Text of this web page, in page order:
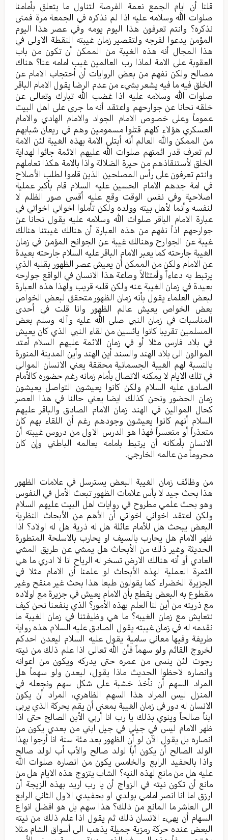
قلنا أن ايام الجمع نعمة الفرصة لتناول ما يتعلق بأمامنا
صلوات الله وسلامه عليه اذا لم نذكره في الجمعة مرة فمتى
نذكره؟ وانتم تعرفون هذا اليوم يومه وفي عصر هذا اليوم
المؤمن يدعوا لفرجه ولتقصير زمان غيبته النقطة الاولى في
هذا المجال أنه هذه الغيبة من الممكن أن تكون من باب
العقوبة على الامة لماذا رب العالمين غيب امامه عنا؟ هناك
مصالح ولكن نفهم من بعض الروايات أن أحتجاب الامام عن
الخلق فيه ما فيه يشعر بشيء من عدم الرضا يقول الامام الباقر
صلوات الله وسلامه عليه اذا غضب الله تبارك وتعالى عن
خلقه نحانا عن جوارحهم واعتقد أنه ما جرى على اهل البيت
عموماً وعلى خصوص الامام الجواد والامام الهادي والامام
العسكري هؤلاء كلهم قتلوا مسمومين وهم في ريعان شبابهم
من الممكن والله العالم أنه أبتلى الامة بهذه الغيبة لئن الامة
لم تعرف قدر ائمتهم صلوات الله عليهم الائمة جائوا لهداية
الخلق لأستنقاذهم من حيرة الضلالة واذا بالامة هكذا تعاملهم
وانتم تعرفون على رأس المصلحين الذين قاموا لطلب الأصلاح
في امة جدهم الامام الحسين عليه السلام قام بأكبر عملية
اصلاحية وفي نفس الوقت وقع عليه أقسى صور الظلم لا
لنفسه وأنما لأهل بيته وولده ولكن تأملوا اخواني اخواتي في
عبارة الامام الباقر صلوات الله وسلامه عليه يقول نحانا عن
جوارحهم اذاً نفهم من هذه العبارة أن هنالك غيبتنا هنالك
غيبة عن الجوارح وهنالك غيبة عن الجوانح المؤمن في زمان
الغيبة جارحته كما يعبر الامام الباقر عليه السلام جارحته بعيدة
عن الامام ولكن من الممكن أن يعيش عصر الظهور بقلبه الذي
يرتبط به دعاءاً وأمتثالاً وطاعة هذا الانسان في الواقع جوارحه
بعيدة في زمان الغيبة عنه ولكن قلبه قريب ولهذا هذه العبارة
لبعض العلماء يقول بأنه زمان الظهور متحقق لبعض الخواص
بعض الخواص يعيش عالم الظهور وانا قلت في أحدى
المناسبات في زمان النبي صلى الله عليه وآله وسلم بعض
المسلمين تقريبا كانوا يائسين من لقاء النبي الذي كان يعيش
في بلاد فارس مثلا أو في زمان الائمة عليهم السلام أمتد
الموالون الى بلاد الهند والسند أين الهند وأين المدينة المنورة
بالنسبة لهم الغيبة الجسمانية محققة يعني الانسان الموالي
في تلك الايام لا يمكنه الاتصال بأمام زمانه رغم حضوره كالأمام
الصادق عليه السلام ولكن كانوا يعيشون التواصل يعيشون
زمان الحضور ونحن كذلك ايضا يعني حالنا في هذا العصر
كحال الموالين في الهند زمان الامام الصادق والباقر عليهم
السلام أنهم كانوا يعيشون وجودهم رغم أن اللقاء بهم كان
متعذراً أو متعسراً فهذا هو الدرس الاول من دروس غيبته أن
الانسان بأمكانه أن يرتبط بامامه بعالمه الباطني وإن كان
محروماً من عالمه الخارجي.
من وظائف زمان الغيبة البعض يسترسل في علامات الظهور
هذا بحث جيد لا بأس علامات الظهور تبعث الأمل في النفوس
وهو بحث علمي مطروح في روايات اهل البيت عليهم السلام
ولكن اعتقد اخواني اخواتي أن الأهم من الأبحاث النظرية
البعض يبحث هل للأمام عائلة هل له ذرية هل له اولاد؟ اذا
ظهر الامام هل يحارب بالسيف او يحارب بالاسلحة المتطورة
الحديثة وغير ذلك من الأبحاث هل يمشي عن طريق المشي
العادي أو أنه هنالك الارض تسخر له الرياح انا لا ادري ما هي
الثمرة العملية لهذه الأبحاث لو علمنا أن الامام مثلا في
الجزيرة الخضراء كما يقولون طبعا هذا بحث غير منقح وغير
مقطوع به البعض يقطع بأن الامام يعيش في جزيرة مع اولاده
مع ذريته من أين لنا العلم بهذه الأمور؟ الذي ينفعنا نحن كيف
نتعايش مع زمان الغيبه؟ ما هي وظيفتنا في زمان الغيبة ما
نقدمه له في زمان غيبته يقول الصادق عليه السلام هذه رواية
طريفة وفيها معاني سامية يقول عليه السلام ليعدن احدكم
لخروج القائم ولو سهماً فأن الله تعالى اذا علم ذلك من نيته
رجوت لئن ينسى من عمره حتى يدركه ويكون من اعوانه
وانصاره لاحظوا الحديث ماذا يقول، ليعدن ولو سهماً هل
المراد السهم أن نأخذ خشبة على شكل سهم ونجعله في
المنزل ليس المراد هذا السهم الظاهري، المراد أن يكون
الانسان له دور في زمان الغيبة بمعنى أن يقم بحركة الذي يربي
ابناً صالحاً وينوي بذلك يا رب انا أربي الأبن الصالح حتى اذا
ظهر الامام ليس في جيلي في جيل ابني من بعدي يكون من
انصاره بل يقول الآن لو أن الظهور بعد مئة سنة انا أرجوا بهذا
الولد الصالح أن يكون أباً لولد صالح والأب أب لولد صالح
واذا بالحفيد الرابع والخامس يكون من انصاره صلوات الله
عليه هل من مانع لهذه النيه؟ الشاب يتزوج هذه الايام هل من
مانع أن تكون نيته في الزواج أن يا رب اريد بهذه الزيجة أن
ارزق اما انا انصر امامي بولدي او بحفيدي الاول الثاني الرابع
الى العاشر ما المانع من ذلك؟ هذا سهم بل هو افضل انواع
السهام أن يهيء الانسان ذلك ثم يقول اذا علم ذلك من نيته
البعض عنده حركة رمزية جميلة يذهب الى أسواق الشام مثلا